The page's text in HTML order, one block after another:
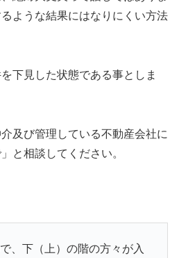
ような結果にはなりにくい方法
下見した状態である事としま
及び管理している不動産会社に
と相談してください。
、下（上）の階の方々が入